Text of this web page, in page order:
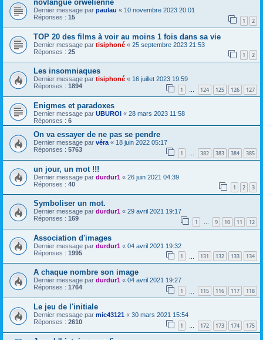
novlangue orwelienne
Dernier message par paulau « 10 novembre 2023 20:01
Réponses : 15 1 2
TOP 20 des films à voir au moins 1 fois dans sa vie
Dernier message par tisiphoné « 25 septembre 2023 21:53
Réponses : 25 1 2
Les insomniaques
Dernier message par tisiphoné « 16 juillet 2023 19:59
Réponses : 1894 1 … 124 125 126 127
Enigmes et paradoxes
Dernier message par UBUROI « 28 mars 2023 11:58
Réponses : 6
On va essayer de ne pas se pendre
Dernier message par véra « 18 juin 2022 05:17
Réponses : 5763 1 382 383 384 385
un jour, un mot !!!
Dernier message par durdur1 « 26 juin 2021 04:39
Réponses : 40 1 2 3
Symboliser un mot.
Dernier message par durdur1 « 29 avril 2021 19:17
Réponses : 169 1 … 9 10 11 12
Association d'images
Dernier message par durdur1 « 04 avril 2021 19:32
Réponses : 1995 1 131 132 133 134
A chaque nombre son image
Dernier message par durdur1 « 04 avril 2021 19:27
Réponses : 1764 1 115 116 117 118
Le jeu de l'initiale
Dernier message par mic43121 « 30 mars 2021 15:54
Réponses : 2610 1 … 172 173 174 175